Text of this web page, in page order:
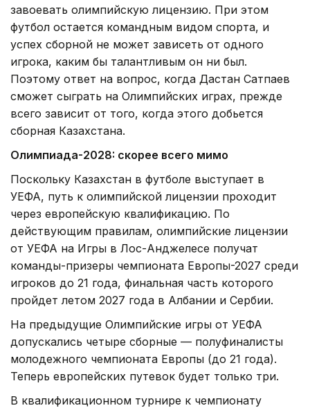
завоевать олимпийскую лицензию. При этом
футбол остается командным видом спорта, и
успех сборной не может зависеть от одного
игрока, каким бы талантливым он ни был.
Поэтому ответ на вопрос, когда Дастан Сатпаев
сможет сыграть на Олимпийских играх, прежде
всего зависит от того, когда этого добьется
сборная Казахстана.
Олимпиада-2028: скорее всего мимо
Поскольку Казахстан в футболе выступает в
УЕФА, путь к олимпийской лицензии проходит
через европейскую квалификацию. По
действующим правилам, олимпийские лицензии
от УЕФА на Игры в Лос-Анджелесе получат
команды-призеры чемпионата Европы-2027 среди
игроков до 21 года, финальная часть которого
пройдет летом 2027 года в Албании и Сербии.
На предыдущие Олимпийские игры от УЕФА
допускались четыре сборные — полуфиналисты
молодежного чемпионата Европы (до 21 года).
Теперь европейских путевок будет только три.
В квалификационном турнире к чемпионату